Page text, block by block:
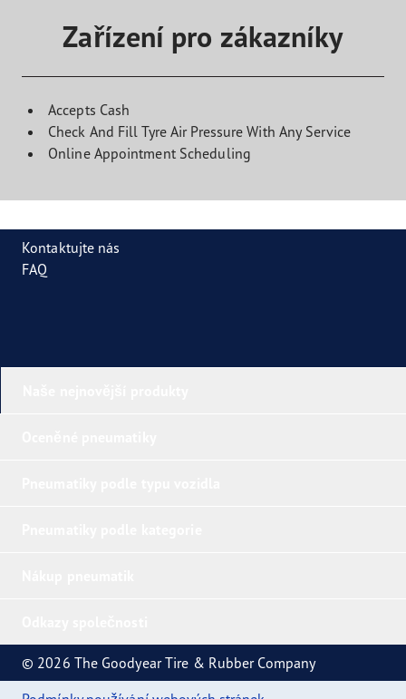
Zařízení pro zákazníky
Accepts Cash
Check And Fill Tyre Air Pressure With Any Service
Online Appointment Scheduling
Kontaktujte nás
FAQ
© 2026 The Goodyear Tire & Rubber Company